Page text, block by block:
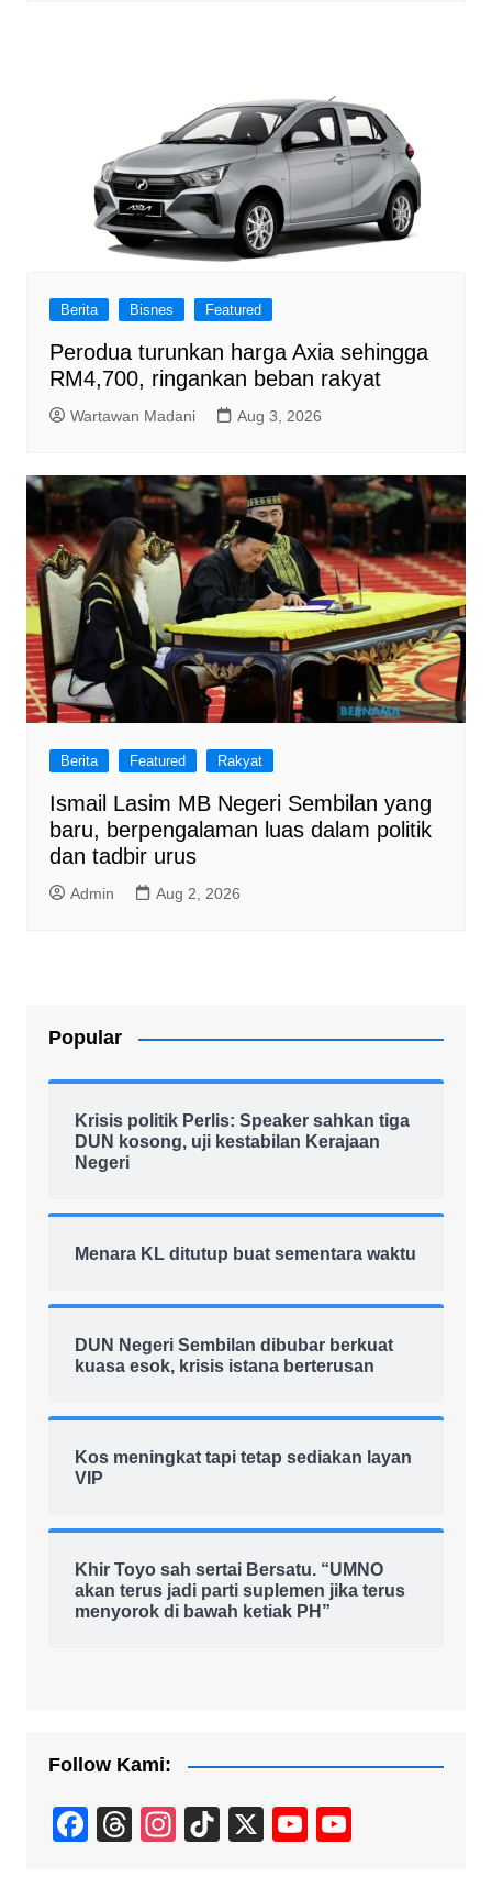
Berita Bisnes Featured
Perodua turunkan harga Axia sehingga
RM4,700, ringankan beban rakyat
Wartawan Madani Aug 3, 2026
Berita Featured Rakyat
Ismail Lasim MB Negeri Sembilan yang
baru, berpengalaman luas dalam politik
dan tadbir urus
Admin Aug 2, 2026
Popular
Krisis politik Perlis: Speaker sahkan tiga
DUN kosong, uji kestabilan Kerajaan
Negeri
Menara KL ditutup buat sementara waktu
DUN Negeri Sembilan dibubar berkuat
kuasa esok, krisis istana berterusan
Kos meningkat tapi tetap sediakan layan
VIP
Khir Toyo sah sertai Bersatu. “UMNO
akan terus jadi parti suplemen jika terus
menyorok di bawah ketiak PH”
Follow Kami:
F
T
In
Ti
X
Y